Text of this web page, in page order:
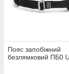
Пояс запобіжний
безлямковий ПБ0